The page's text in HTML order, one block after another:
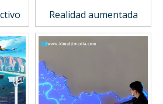
Realidad aumentada